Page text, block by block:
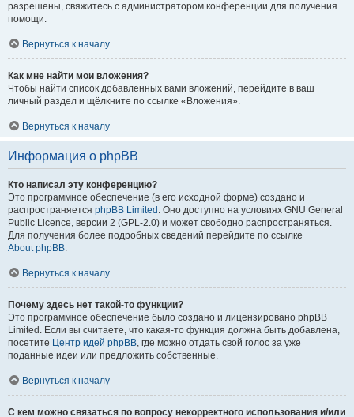
разрешены, свяжитесь с администратором конференции для получения
помощи.
Вернуться к началу
Как мне найти мои вложения?
Чтобы найти список добавленных вами вложений, перейдите в ваш
личный раздел и щёлкните по ссылке «Вложения».
Вернуться к началу
Информация о phpBB
Кто написал эту конференцию?
Это программное обеспечение (в его исходной форме) создано и
распространяется phpBB Limited . Оно доступно на условиях GNU General
Public Licence, версии 2 (GPL-2.0) и может свободно распространяться.
Для получения более подробных сведений перейдите по ссылке
About phpBB.
Вернуться к началу
Почему здесь нет такой-то функции?
Это программное обеспечение было создано и лицензировано phpBB
Limited. Если вы считаете, что какая-то функция должна быть добавлена,
посетите Центр идей phpBB, где можно отдать свой голос за уже
поданные идеи или предложить собственные.
Вернуться к началу
С кем можно связаться по вопросу некорректного использования и/или